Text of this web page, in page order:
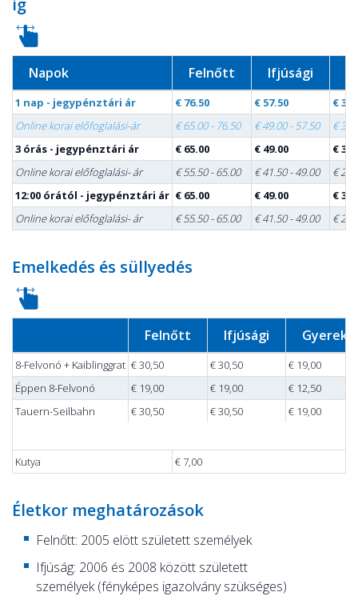
ig
Napok Felnőtt Ifjúsági
1 nap - jegypénztári ár € 76.50 € 57.50
€
Online korai előfoglalási-ár
€ 65.00 - 76.50 € 49.00 - 57.50
€
3 órás - jegypénztári ár
€ 65.00 € 49.00
€
Online korai előfoglalási- ár
€ 55.50 - 65.00 € 41.50 - 49.00
€
12:00 órától - jegypénztári ár € 65.00 € 49.00
€
Online korai előfoglalási- ár
€ 55.50 - 65.00 € 41.50 - 49.00 €
Emelkedés és süllyedés
Felnőtt Ifjúsági Gyerek
8-Felvonó + Kaiblinggrat € 30,50 € 30,50
€ 19,00
Éppen 8-Felvonó
€ 19,00 € 19,00
€ 12,50
Tauern-Seilbahn
€ 30,50 € 30,50 € 19,00
Kutya € 7,00
Életkor meghatározások
Felnőtt: 2005 elött született személyek
Ifjúság: 2006 és 2008 között született
személyek (fényképes igazolvány szükséges)